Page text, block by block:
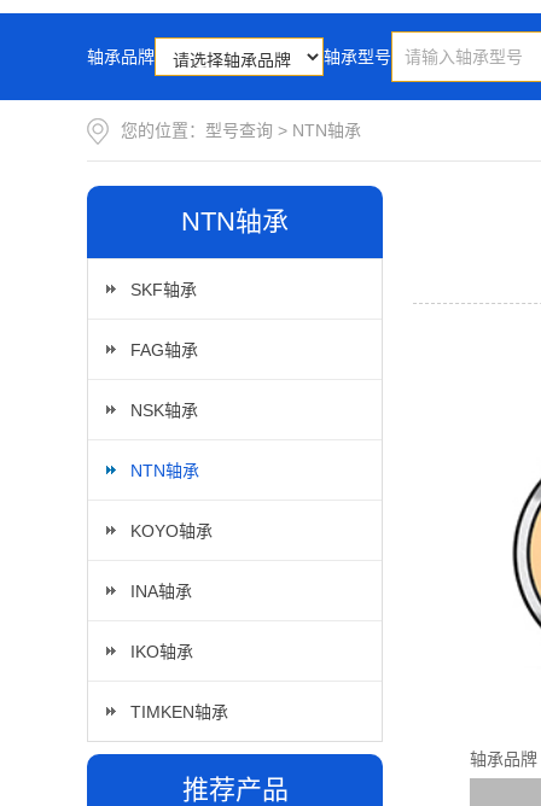
轴承品牌 轴承型号
您的位置： 型号查询 > NTN轴承
NTN轴承
SKF轴承
FAG轴承
NSK轴承
NTN轴承
KOYO轴承
INA轴承
IKO轴承
TIMKEN轴承
推荐产品
轴承品牌